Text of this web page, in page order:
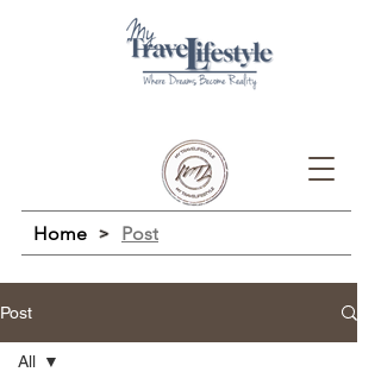
Home > Post
Post
All